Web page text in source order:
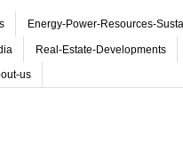
Energy-Power-Resources-
Real-Estate-Developments
us